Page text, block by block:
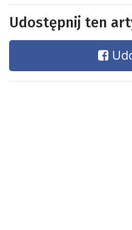
Udostępnij ten